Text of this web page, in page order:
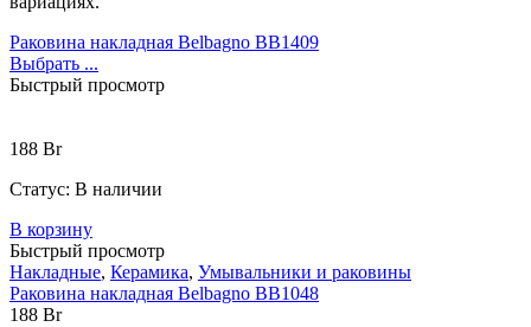
Раковина накладная Belbagno BB1409
Выбрать ...
Быстрый просмотр
188 Br
Статус: В наличии
В корзину
Быстрый просмотр
Накладные, Керамика, Умывальники и раковины
Раковина накладная Belbagno BB1048
188 Br